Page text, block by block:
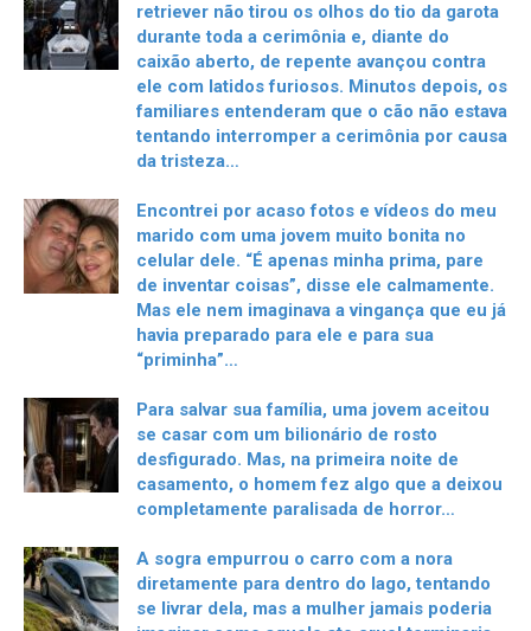
retriever não tirou os olhos do tio da garota
durante toda a cerimônia e, diante do
caixão aberto, de repente avançou contra
ele com latidos furiosos. Minutos depois, os
familiares entenderam que o cão não estava
tentando interromper a cerimônia por causa
da tristeza…
Encontrei por acaso fotos e vídeos do meu
marido com uma jovem muito bonita no
celular dele. “É apenas minha prima, pare
de inventar coisas”, disse ele calmamente.
Mas ele nem imaginava a vingança que eu já
havia preparado para ele e para sua
“priminha”…
Para salvar sua família, uma jovem aceitou
se casar com um bilionário de rosto
desfigurado. Mas, na primeira noite de
casamento, o homem fez algo que a deixou
completamente paralisada de horror…
A sogra empurrou o carro com a nora
diretamente para dentro do lago, tentando
se livrar dela, mas a mulher jamais poderia